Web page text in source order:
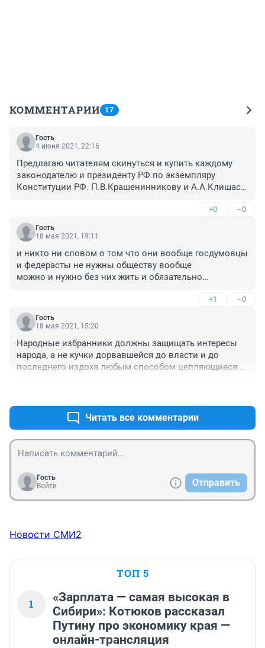
КОММЕНТАРИИ 17
Гость
4 июня 2021, 22:16
Предлагаю читателям скинуться и купить каждому
законодателю и президенту РФ по экземпляру
Конституции РФ. П.В.Крашенинникову и А.А.Клишасу
существовании пункта 3 статьи 32 Конституции РФ,
содержащему ИСЧЕРПЫВАЮЩИЙ перечень лиц,
которым запрещено избирать и быть избранными в
референдуме?
+0 –0
Гость
18 мая 2021, 19:11
и никто ни словом о том что они вообще госдумовцы
и федерасты не нужны обществу вообще
можно и нужно без них жить и обязательно
место отпуска за счет народа - а народ тот и правда
быдло?
+1 –0
Гость
18 мая 2021, 15:20
Народные избранники должны защищать интересы
народа, а не кучки дорвавшейся до власти и до
последнего издоха любым способом цепляющиеся
Читать все комментарии
Гость
Войти
Отправить
Новости СМИ2
ТОП 5
1
«Зарплата — самая высокая в
Сибири»: Котюков рассказал
Путину про экономику края —
онлайн-трансляция